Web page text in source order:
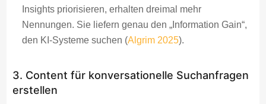
Insights priorisieren, erhalten dreimal mehr
Nennungen. Sie liefern genau den „Information Gain“,
den KI-Systeme suchen (Algrim 2025).
3. Content für konversationelle Suchanfragen
erstellen